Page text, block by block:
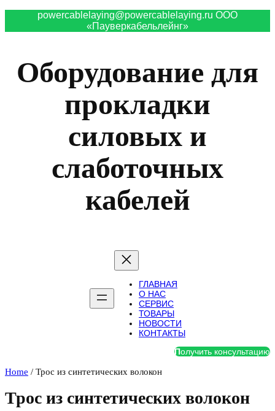
powercablelaying@powercablelaying.ru ООО
«Пауверкабельлейнг»
Оборудование для
прокладки
силовых и
слаботочных
кабелей
ГЛАВНАЯ
О НАС
СЕРВИС
ТОВАРЫ
НОВОСТИ
КОНТАКТЫ
Получить консультацию
Home / Трос из синтетических волокон
Трос из синтетических волокон